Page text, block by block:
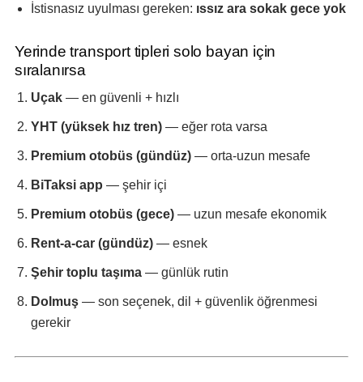
İstisnasız uyulması gereken: ıssız ara sokak gece yok
Yerinde transport tipleri solo bayan için
sıralanırsa
Uçak — en güvenli + hızlı
YHT (yüksek hız tren) — eğer rota varsa
Premium otobüs (gündüz) — orta-uzun mesafe
BiTaksi app — şehir içi
Premium otobüs (gece) — uzun mesafe ekonomik
Rent-a-car (gündüz) — esnek
Şehir toplu taşıma — günlük rutin
Dolmuş — son seçenek, dil + güvenlik öğrenmesi
gerekir